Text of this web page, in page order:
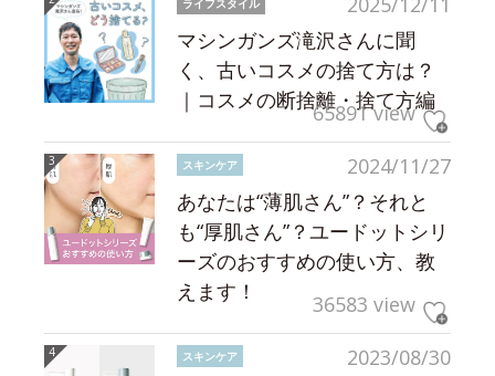
マシンガンズ滝沢さんに聞
く、古いコスメの捨て方は？
｜コスメの断捨離・捨て方編
65891 view
2024/11/27
スキンケア
あなたは“薄肌さん”？それと
も“厚肌さん”？ユードットシリ
ーズのおすすめの使い方、教
えます！
36583 view
2023/08/30
スキンケア